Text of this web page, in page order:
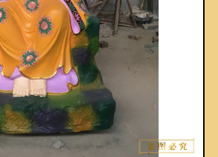
荣誉资质
泥塑鉴赏
联系我们